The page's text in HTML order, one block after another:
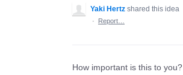
Yaki Hertz shared this idea
·
Report…
How important is this to you?